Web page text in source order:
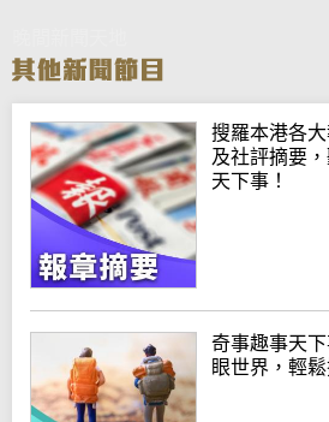
搜羅本港各
及社評摘要
天下事！
奇事趣事天
眼世界，輕鬆